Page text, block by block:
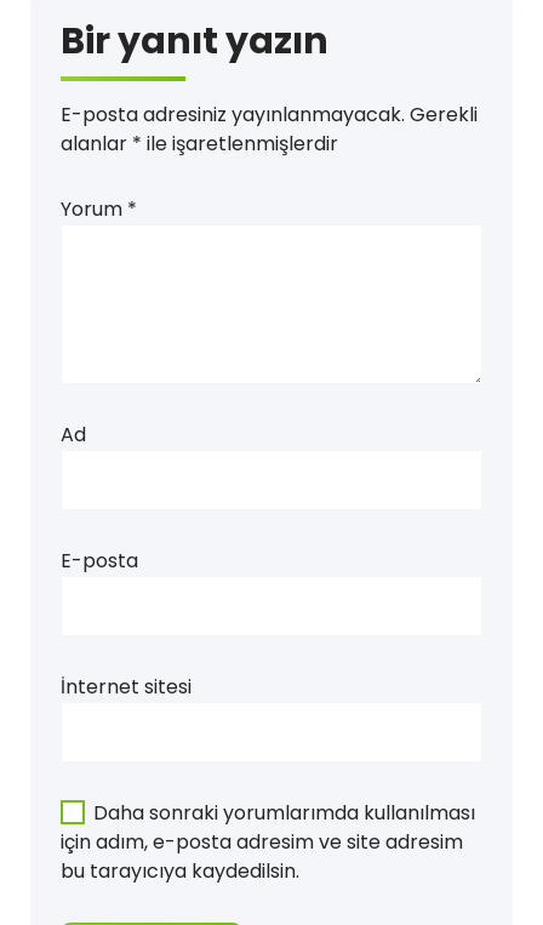
Bir yanıt yazın
E-posta adresiniz yayınlanmayacak. Gerekli
alanlar * ile işaretlenmişlerdir
Yorum *
Ad
E-posta
İnternet sitesi
Daha sonraki yorumlarımda kullanılması
için adım, e-posta adresim ve site adresim
bu tarayıcıya kaydedilsin.